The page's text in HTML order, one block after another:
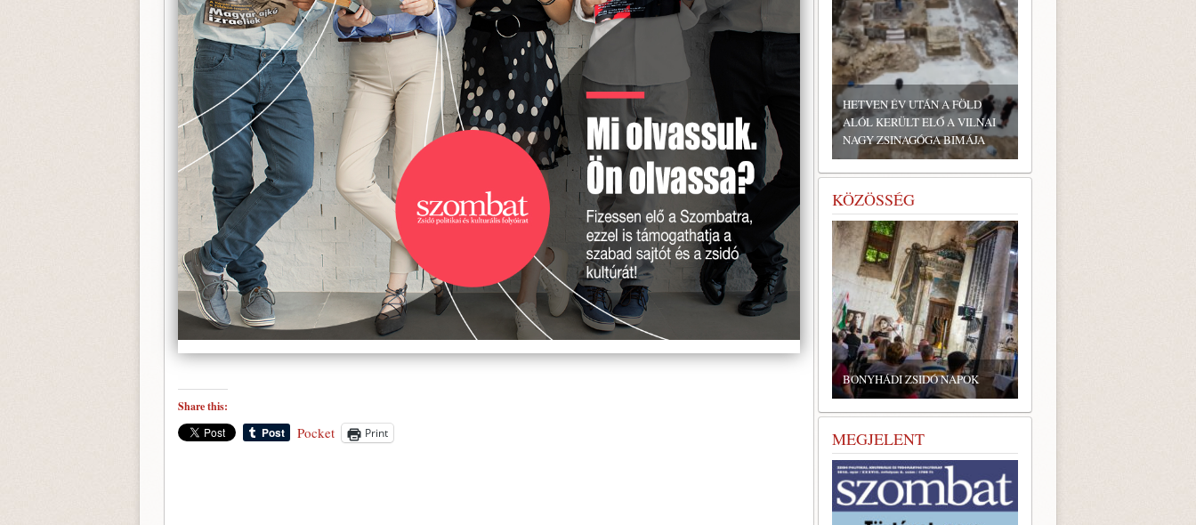
Share this:
Pocket Print
HETVEN ÉV UTÁN A FÖLD
ALÓL KERÜLT ELŐ A VILNAI
NAGY ZSINAGÓGA BIMÁJA
KÖZÖSSÉG
BONYHÁDI ZSIDÓ NAPOK
MEGJELENT